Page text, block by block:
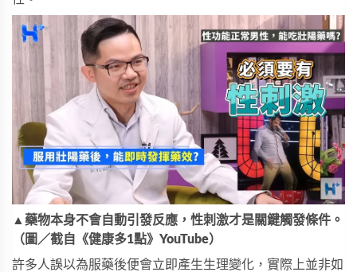
▲藥物本身不會自動引發反應，性刺激才是關鍵觸發條件。
（圖／截自《健康多1點》YouTube）
許多人誤以為服藥後便會立即產生生理變化，實際上並非如